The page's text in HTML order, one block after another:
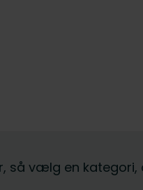
så vælg en